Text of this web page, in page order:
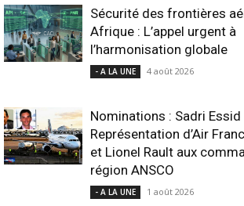
Sécurité des frontières
Afrique : L’appel urgent à
l’harmonisation globale
- A LA UNE 4 août 2026
Nominations : Sadri
Représentation d’Air
et Lionel Rault aux
région ANSCO
- A LA UNE 1 août 2026